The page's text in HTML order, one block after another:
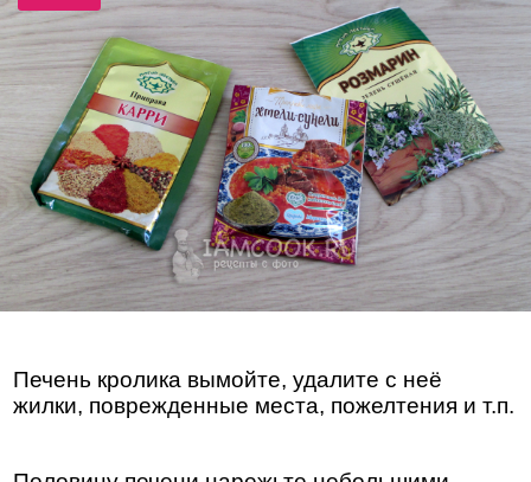
Печень кролика вымойте, удалите с неё
жилки, поврежденные места, пожелтения и т.п.